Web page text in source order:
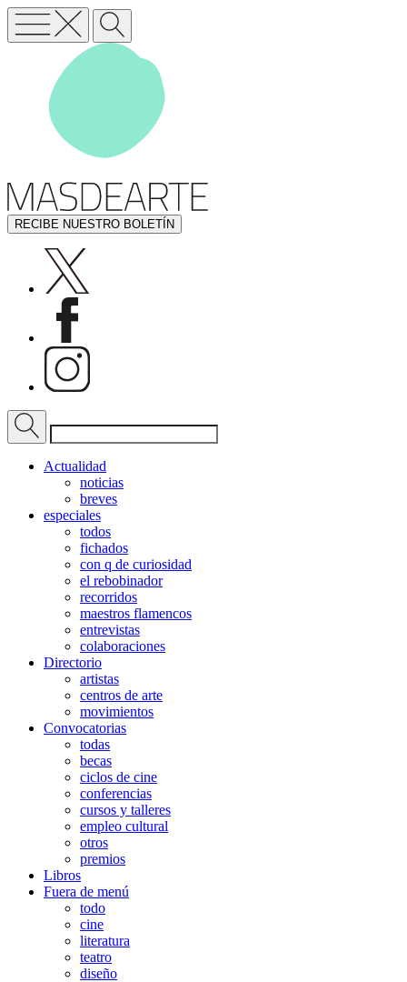
RECIBE NUESTRO BOLETÍN
Actualidad
noticias
breves
especiales
todos
fichados
con q de curiosidad
el rebobinador
recorridos
maestros flamencos
entrevistas
colaboraciones
Directorio
artistas
centros de arte
movimientos
Convocatorias
todas
becas
ciclos de cine
conferencias
cursos y talleres
empleo cultural
otros
premios
Libros
Fuera de menú
todo
cine
literatura
teatro
diseño